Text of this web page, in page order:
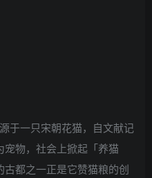
一只宋朝花猫，自文献记
物，社会上掀起「养猫
都之一正是它赞猫粮的创